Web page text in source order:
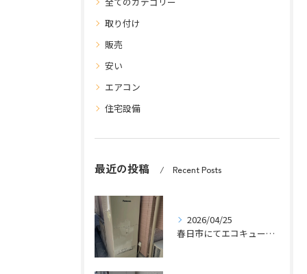
取り付け
販売
安い
エアコン
住宅設備
最近の投稿 Recent Posts
2026/04/25
春日市にてエコキュートの取替工事をさせていただきました。